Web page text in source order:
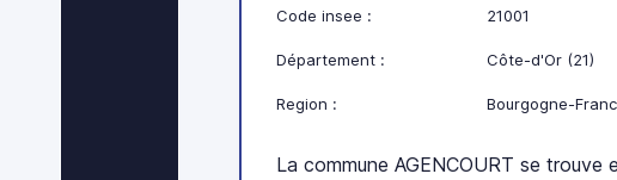
Code insee : 21001
Département : Côte-d'Or (21)
Region : Bourgogne-
La commune AGENCOURT se trouve